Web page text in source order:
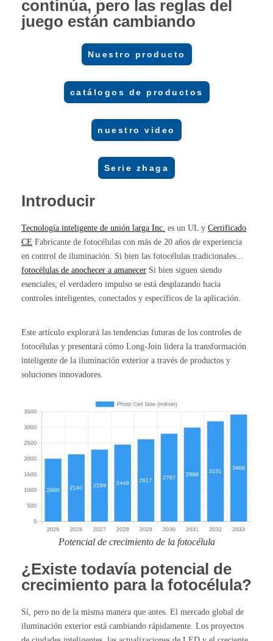
continúa, pero las reglas del
juego están cambiando
Nuestro producto
catálogos de productos
nuestro video
Serie zhaga
Introducir
Tecnología inteligente de unión larga Inc. es un UL y Certificado
CE Fabricante de fotocélulas con más de 20 años de experiencia
en control de iluminación. Si bien las fotocélulas tradicionales...
fotocélulas de anochecer a amanecer Si bien siguen siendo
esenciales, el verdadero impulso se está desplazando hacia
controles inteligentes, conectados y específicos de la aplicación.
Este artículo explorará las tendencias futuras de los controles de
fotocélulas y presentará cómo Long-Join lidera la transformación
inteligente de la iluminación exterior a través de productos y
soluciones innovadores.
Potencial de crecimiento de la fotocélula
¿Existe todavía potencial de
crecimiento para la fotocélula?
Sí, pero no de la misma manera que antes. El mercado global de
iluminación exterior está cambiando rápidamente. Los proyectos